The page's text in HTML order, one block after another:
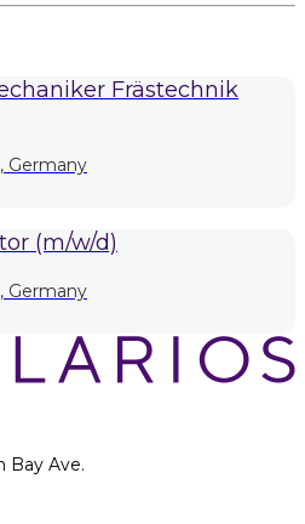
Frästechnik
Germany
(m/w/d)
Germany
Bay Ave.